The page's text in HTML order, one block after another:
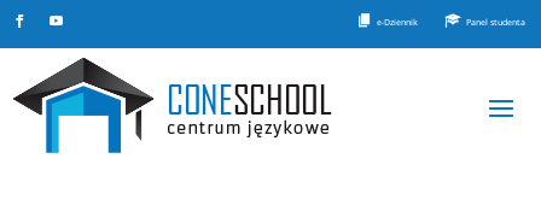
e-Dziennik Panel studenta